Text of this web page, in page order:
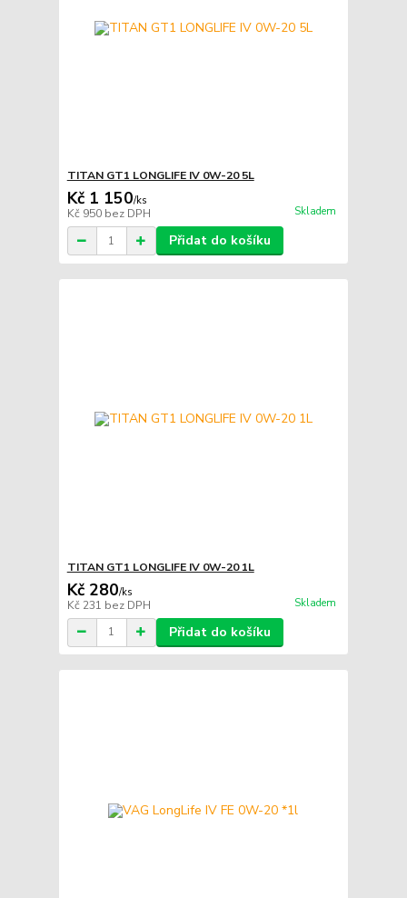
TITAN GT1 LONGLIFE IV 0W-20 5L
Kč 1 150/ks
Kč 950 bez DPH Skladem
Přidat do košíku
TITAN GT1 LONGLIFE IV 0W-20 1L
Kč 280/ks
Kč 231 bez DPH Skladem
Přidat do košíku